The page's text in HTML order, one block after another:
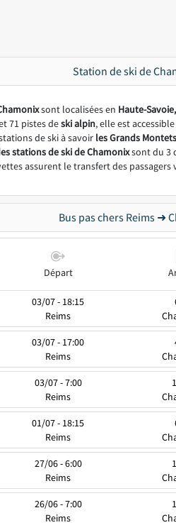
Station de ski de
sont localisées en Haute-
71 pistes deski alpin, elle est
de ski à savoir les Grands
stations de skide Chamonixsont du 3
assurent le transfert des
Bus pas chers Reims ➜
Départ
03/07 - 18:15
Reims
03/07 - 17:00
Reims
03/07 - 7:00
Reims
01/07 - 18:15
Reims
27/06 - 6:00
Reims
26/06 - 7:00
Reims